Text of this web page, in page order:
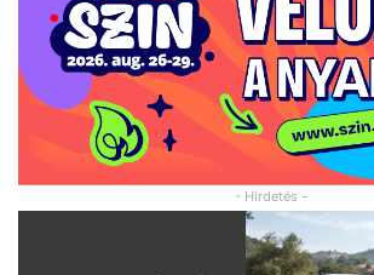
- Hirdetés -